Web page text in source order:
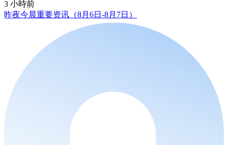
3 小時前
昨夜今晨重要资讯（8月6日-8月7日）